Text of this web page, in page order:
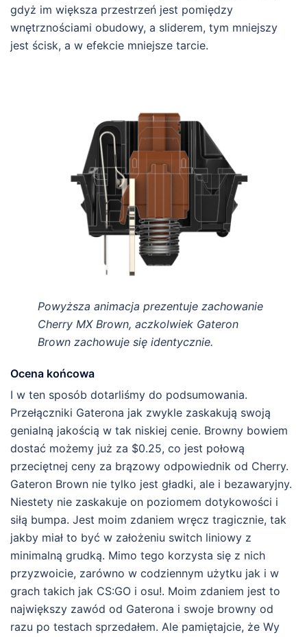
gdyż im większa przestrzeń jest pomiędzy
wnętrznościami obudowy, a sliderem, tym mniejszy
jest ścisk, a w efekcie mniejsze tarcie.
Powyższa animacja prezentuje zachowanie
Cherry MX Brown, aczkolwiek Gateron
Brown zachowuje się identycznie.
Ocena końcowa
I w ten sposób dotarliśmy do podsumowania.
Przełączniki Gaterona jak zwykle zaskakują swoją
genialną jakością w tak niskiej cenie. Browny bowiem
dostać możemy już za $0.25, co jest połową
przeciętnej ceny za brązowy odpowiednik od Cherry.
Gateron Brown nie tylko jest gładki, ale i bezawaryjny.
Niestety nie zaskakuje on poziomem dotykowości i
siłą bumpa. Jest moim zdaniem wręcz tragicznie, tak
jakby miał to być w założeniu switch liniowy z
minimalną grudką. Mimo tego korzysta się z nich
przyzwoicie, zarówno w codziennym użytku jak i w
grach takich jak CS:GO i osu!. Moim zdaniem jest to
największy zawód od Gaterona i swoje browny od
razu po testach sprzedałem. Ale pamiętajcie, że Wy